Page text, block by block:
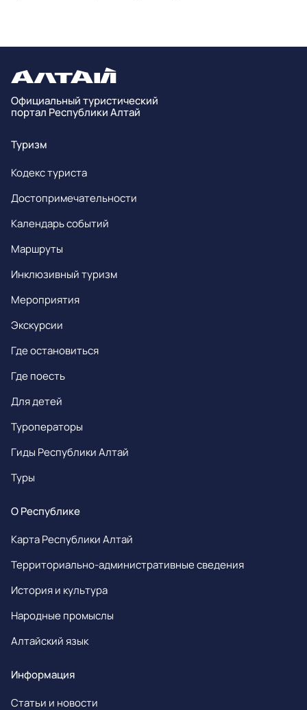
Официальный туристический
портал Республики Алтай
Туризм
Кодекс туриста
Достопримечательности
Календарь событий
Маршруты
Инклюзивный туризм
Мероприятия
Экскурсии
Где остановиться
Где поесть
Для детей
Туроператоры
Гиды Республики Алтай
Туры
О Республике
Карта Республики Алтай
Территориально-административные сведения
История и культура
Народные промыслы
Алтайский язык
Информация
Статьи и новости